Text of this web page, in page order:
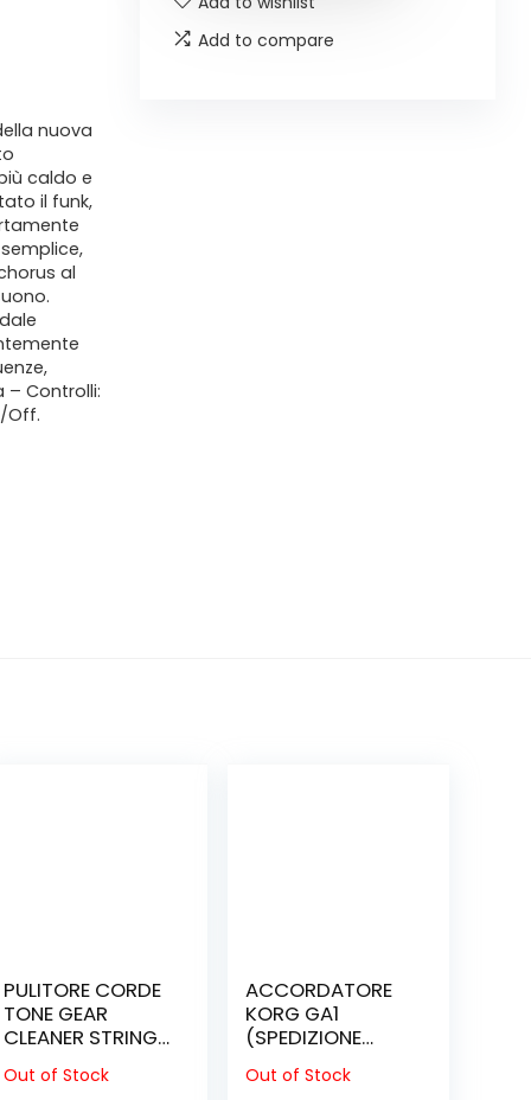
nuova
caldo e
il funk,
semplice,
al
Controlli:
Off.
Add to compare
PULITORE CORDE
TONE GEAR
CLEANER STRING
(SPEDIZIONE
INCLUSA)
Out of Stock
ACCORDATORE
KORG GA1
(SPEDIZIONE
INCLUSA)
Out of Stock